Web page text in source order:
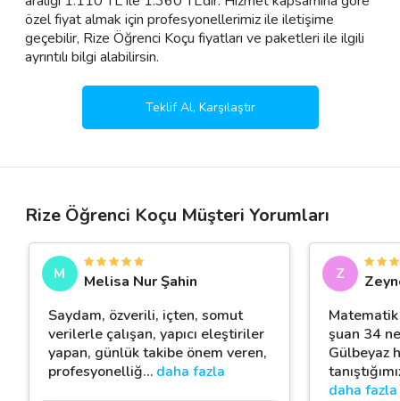
özel fiyat almak için profesyonellerimiz ile iletişime
geçebilir, Rize Öğrenci Koçu fiyatları ve paketleri ile ilgili
ayrıntılı bilgi alabilirsin.
Teklif Al, Karşılaştır
Rize Öğrenci Koçu Müşteri Yorumları
M
Melisa Nur Şahin
Saydam, özverili, içten, somut
verilerle çalışan, yapıcı eleştiriler
yapan, günlük takibe önem veren,
profesyonelliğ… daha fazla
Z
Matematik
şuan 34
Gülbeyaz
daha fazla